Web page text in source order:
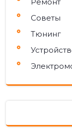
Советы
Тюнинг